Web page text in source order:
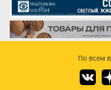
По всем